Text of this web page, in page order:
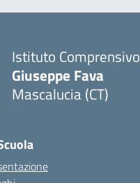
Istituto Comprensivo
Giuseppe Fava
Mascalucia (CT)